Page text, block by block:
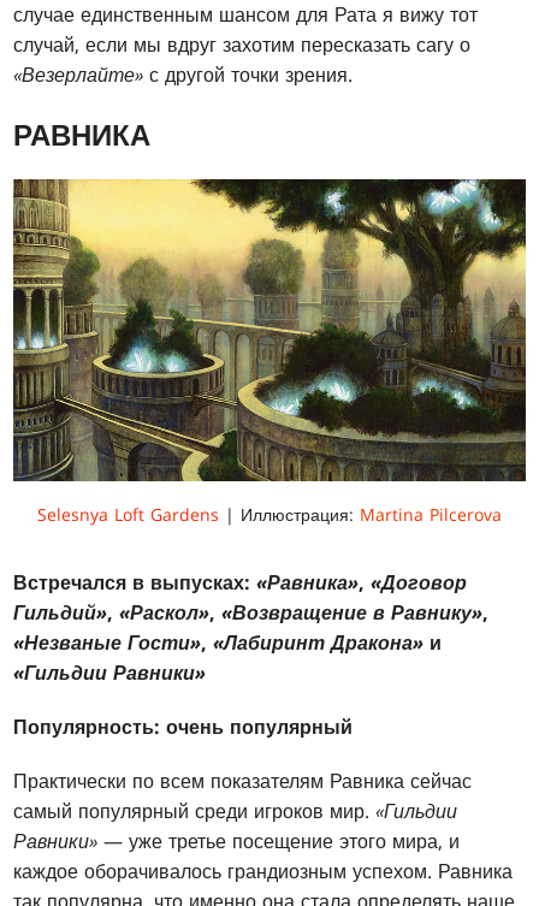
случае единственным шансом для Рата я вижу тот
случай, если мы вдруг захотим пересказать сагу о
«Везерлайте» с другой точки зрения.
РАВНИКА
Selesnya Loft Gardens | Иллюстрация: Martina Pilcerova
Встречался в выпусках:«Равника»,«Договор
Гильдий»,«Раскол»,«Возвращение в Равнику»,
«Незваные Гости»,«Лабиринт Дракона» и
«Гильдии Равники»
Популярность: очень популярный
Практически по всем показателям Равника сейчас
самый популярный среди игроков мир.«Гильдии
Равники» — уже третье посещение этого мира, и
каждое оборачивалось грандиозным успехом. Равника